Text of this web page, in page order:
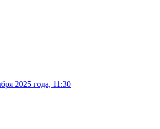
2025 года, 11:30